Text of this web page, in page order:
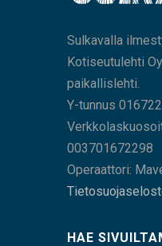
Sulkavalla
Kotiseutulehti
paikallislehti.
Y-tunnus
003701672298
Operaattori:
HAE